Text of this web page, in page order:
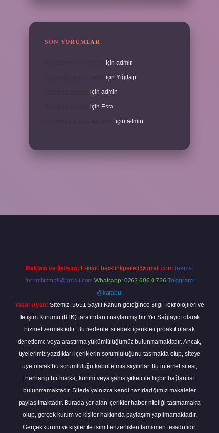
SON YORUMLAR
için admin
için Yiğitalp
Erbah ne demek için admin
Erbah ne demek için Esra
için admin
Reklam ve İletişim: E-mail: backlinkpaneli@gmail.com Teams:
forumhizmeti@gmail.com Whatsapp: 0262 606 0 726 Telegram:
@karabul
Yasal Uyarı: Sitemiz, 5651 Sayılı Kanun gereğince Bilgi Teknolojileri ve
İletişim Kurumu (BTK) tarafından onaylanmış bir Yer Sağlayıcı olarak
hizmet vermektedir. Bu nedenle, sitedeki içerikleri proaktif olarak
denetleme veya araştırma yükümlülüğümüz bulunmamaktadır. Ancak,
üyelerimiz yazdıkları içeriklerin sorumluluğunu taşımakta olup, siteye
üye olarak bu sorumluluğu kabul etmiş sayılırlar. Bu internet sitesi,
herhangi bir marka, kurum veya şahıs şirketi ile hiçbir bağlantısı
bulunmamaktadır. Sitede yalnızca kendi hazırladığımız makaleler
paylaşılmaktadır. Burada yer alan içerikler haber niteliği taşımamakta
olup, gerçek kurum ve kişiler hakkında paylaşım yapılmamaktadır.
Gerçek kurum ve kişiler ile isim benzerlikleri tamamen tesadüfidir.